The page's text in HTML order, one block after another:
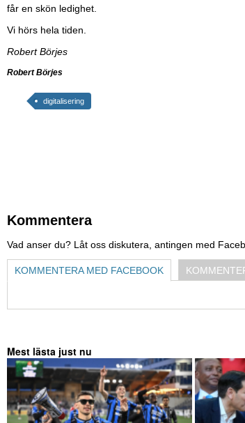
får en skön ledighet.
Vi hörs hela tiden.
Robert Börjes
Robert Börjes
digitalisering
Kommentera
Vad anser du? Låt oss diskutera, antingen med
KOMMENTERA MED FACEBOOK
Mest lästa just nu